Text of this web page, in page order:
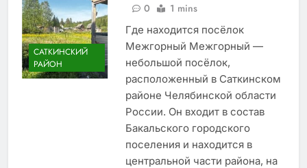
САТКИНСКИЙ
РАЙОН
0 1 mins
Где находится посёлок
Межгорный Межгорный —
небольшой посёлок,
расположенный в Саткинском
районе Челябинской области
России. Он входит в состав
Бакальского городского
поселения и находится в
центральной части района, на